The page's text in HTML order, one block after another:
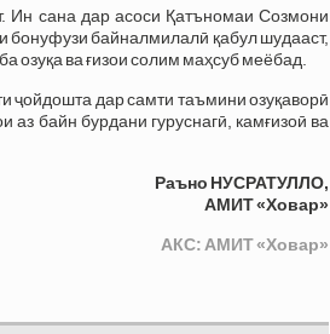
Ин сана дар асоси Қатъномаи Созмони
бонуфузи байналмилалӣ қабул шудааст,
озуқа ва ғизои солим маҳсуб меёбад.
ҷойдошта дар самти таъмини озуқаворӣ
байн бурдани гуруснагӣ, камғизоӣ ва
Раъно НУСРАТУЛЛО,
АМИТ «Ховар»
АКС: АМИТ «Ховар»